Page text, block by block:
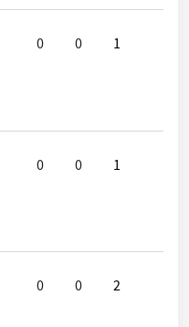
0 0 1
0 0 1
0 0 2